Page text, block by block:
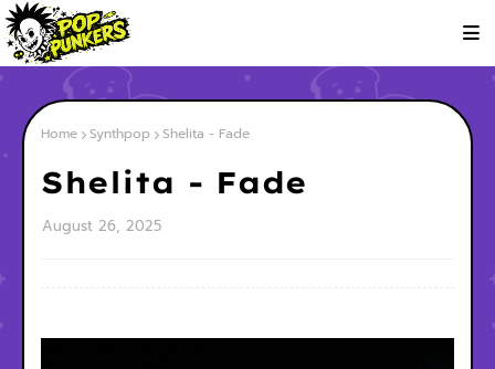
Home Synthpop Shelita - Fade
Shelita - Fade
August 26, 2025